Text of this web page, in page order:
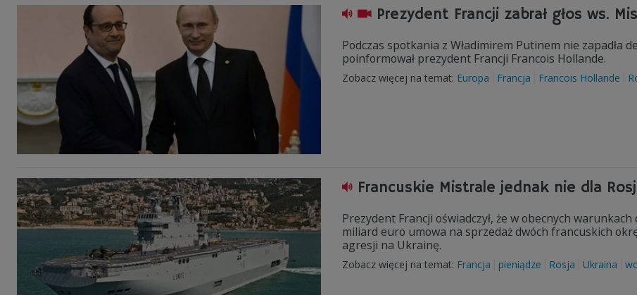
Prezydent Francji zabrał głos ws.
Podczas spotkania z Władimirem Putinem nie
poinformował prezydent Francji Francois Hollande.
Zobacz więcej na temat: Europa Francja Francois Hollande
Francuskie Mistrale jednak nie dla
Prezydent Francji oświadczył, że w obecnych
miliard euro umowa na sprzedaż dwóch francuskich
agresji na Ukrainę.
Zobacz więcej na temat: Francja pieniądze Rosja Ukraina